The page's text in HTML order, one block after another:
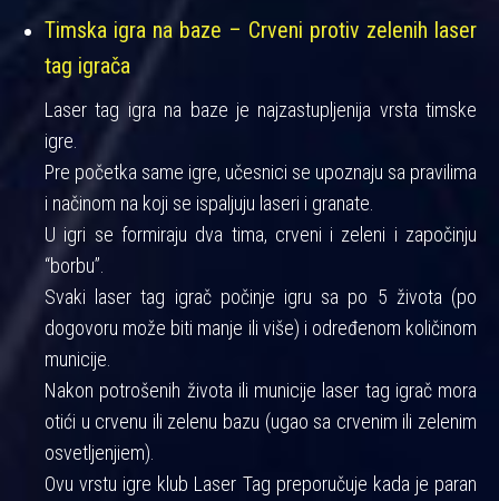
Timska igra na baze – Crveni protiv zelenih laser
tag igrača
Laser tag igra na baze je najzastupljenija vrsta timske
igre.
Pre početka same igre, učesnici se upoznaju sa pravilima
i načinom na koji se ispaljuju laseri i granate.
U igri se formiraju dva tima, crveni i zeleni i započinju
“borbu”.
Svaki laser tag igrač počinje igru sa po 5 života (po
dogovoru može biti manje ili više) i određenom količinom
municije.
Nakon potrošenih života ili municije laser tag igrač mora
otići u crvenu ili zelenu bazu (ugao sa crvenim ili zelenim
osvetljenjiem).
Ovu vrstu igre klub Laser Tag preporučuje kada je paran